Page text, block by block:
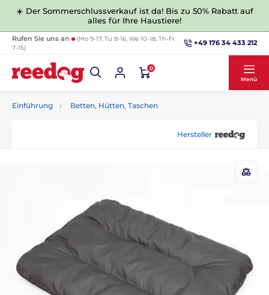
☀️ Der Sommerschlussverkauf ist da! Bis zu 50% Rabatt auf
alles für Ihre Haustiere!
Rufen Sie uns an
(Mo 9-17, Tu 8-16, We 10-18, Th-Fr
7-15)
+49 176 34 433 212
0
Menü
Einführung Betten, Hütten, Taschen
Hersteller